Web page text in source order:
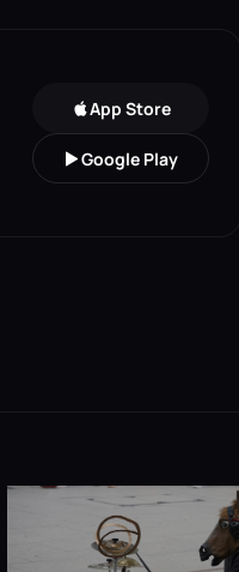
App Store
Google Play